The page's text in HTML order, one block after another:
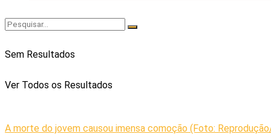
Sem Resultados
Ver Todos os Resultados
A morte do jovem causou imensa comoção (Foto: